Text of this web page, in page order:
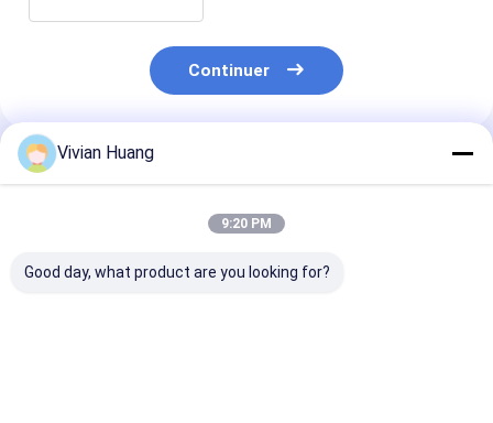
Continuer
Produits Recommandés
Vivian Huang
9:20 PM
Good day, what product are you looking for?